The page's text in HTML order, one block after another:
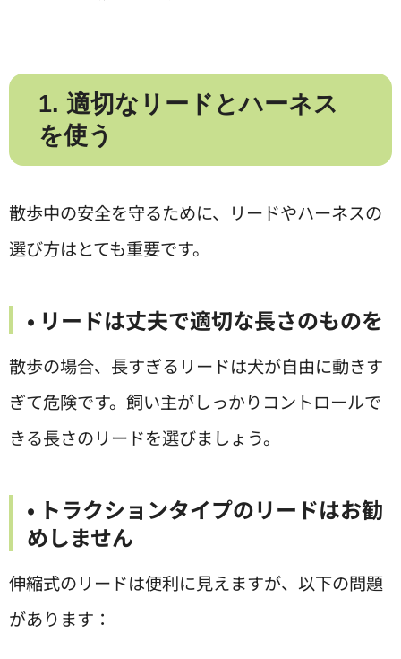
1. 適切なリードとハーネス
を使う
散歩中の安全を守るために、リードやハーネスの
選び方はとても重要です。
• リードは丈夫で適切な長さのものを
散歩の場合、長すぎるリードは犬が自由に動きす
ぎて危険です。飼い主がしっかりコントロールで
きる長さのリードを選びましょう。
• トラクションタイプのリードはお勧
めしません
伸縮式のリードは便利に見えますが、以下の問題
があります：